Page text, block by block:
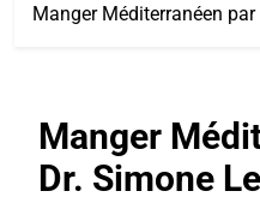
Manger Méditerranéen
Manger
Dr. Simone